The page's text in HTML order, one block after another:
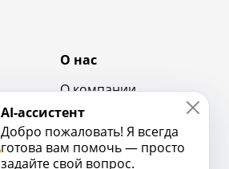
О нас
О компании
Контакты
Новости и блог
AI-ассистент
Добро пожаловать! Я всегда
готова вам помочь — просто
задайте свой вопрос.